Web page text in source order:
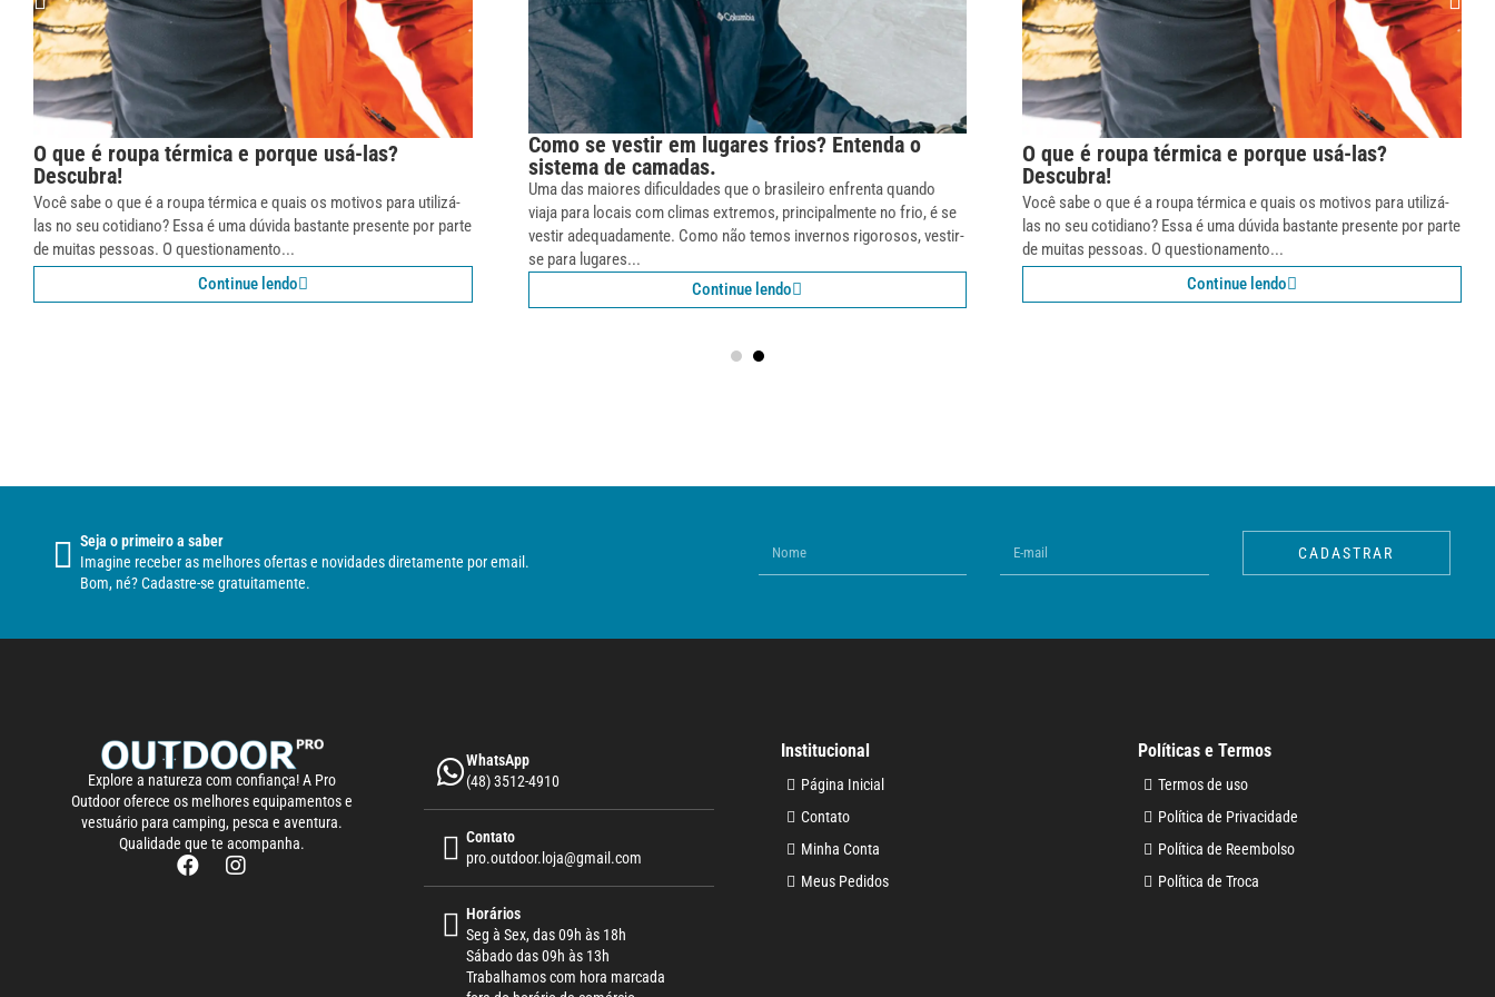
O que é roupa térmica e porque usá-las?
Descubra!
Você sabe o que é a roupa térmica e quais os motivos para utilizá-
las no seu cotidiano? Essa é uma dúvida bastante presente por parte
de muitas pessoas. O questionamento...
Continue lendo
Como se vestir em lugares frios? Entenda o
sistema de camadas.
Uma das maiores dificuldades que o brasileiro enfrenta quando
viaja para locais com climas extremos, principalmente no frio, é se
vestir adequadamente. Como não temos invernos rigorosos, vestir-
se para lugares...
Continue lendo
O que é roupa térmica e porque usá-las?
Descubra!
Você sabe o que é a roupa térmica e quais os motivos para utilizá-
las no seu cotidiano? Essa é uma dúvida bastante presente por parte
de muitas pessoas. O questionamento...
Continue lendo
Seja o primeiro a saber
Imagine receber as melhores ofertas e novidades diretamente por email.
Bom, né? Cadastre-se gratuitamente.
CADASTRAR
Explore a natureza com confiança! A Pro
Outdoor oferece os melhores equipamentos e
vestuário para camping, pesca e aventura.
Qualidade que te acompanha.
WhatsApp
(48) 3512-4910
Contato
pro.outdoor.loja@gmail.com
Horários
Seg à Sex, das 09h às 18h
Sábado das 09h às 13h
Trabalhamos com hora marcada
Institucional
Página Inicial
Contato
Minha Conta
Meus Pedidos
Políticas e Termos
Termos de uso
Política de Privacidade
Política de Reembolso
Política de Troca